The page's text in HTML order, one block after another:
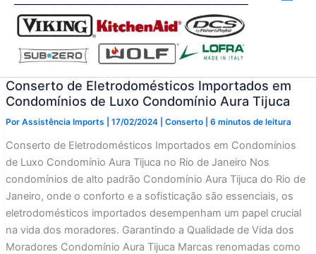
Conserto de Eletrodomésticos Importados em
Condomínios de Luxo Condomínio Aura Tijuca
Por Assistência Imports 17/02/2024 Conserto| 6 minutos de leitura
Conserto de Eletrodomésticos Importados em Condomínios
de Luxo Condomínio Aura Tijuca no Rio de Janeiro Nos
condomínios de alto padrão Condomínio Aura Tijuca do Rio de
Janeiro, onde o conforto e a sofisticação são essenciais, os
eletrodomésticos importados desempenham um papel crucial
na vida dos moradores. Garantindo a Qualidade de Vida dos
Moradores Condomínio Aura Tijuca Marcas renomadas como